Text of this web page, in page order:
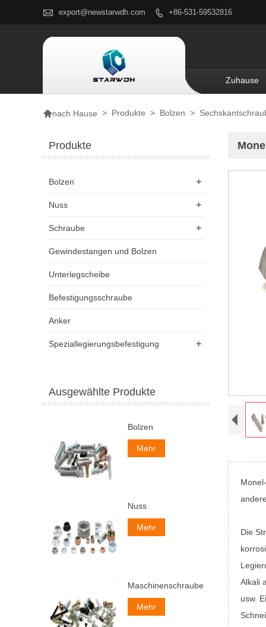
 export@newstarwdh.com  +86-531-59532816
Zuhause
nach Hause > Produkte > Bolzen >
Die
Alkali
usw.
Produkte
+
Bolzen
+
Nuss
+
Schraube
Gewindestangen und Bolzen
Unterlegscheibe
Befestigungsschraube
Anker
+
Speziallegierungsbefestigung
Ausgewählte Produkte
Bolzen
Mehr
Nuss
Mehr
Maschinenschrauben
Mehr